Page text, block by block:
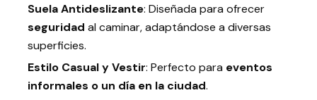
Suela Antideslizante: Diseñada para ofrecer
seguridad al caminar, adaptándose a diversas
superficies.
Estilo Casual y Vestir: Perfecto para eventos
informales o un día en la ciudad.